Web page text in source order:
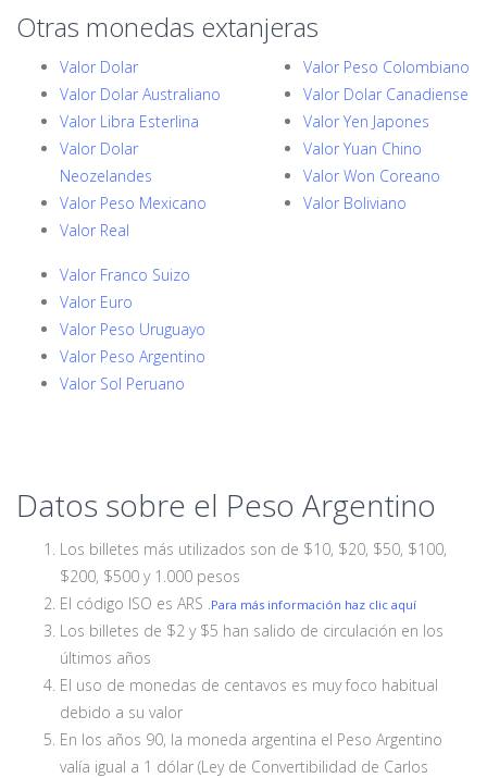
Otras monedas extanjeras
Valor Dolar
Valor Dolar Australiano
Valor Libra Esterlina
Valor Dolar
Neozelandes
Valor Peso Mexicano
Valor Real
Valor Peso Colombiano
Valor Dolar Canadiense
Valor Yen Japones
Valor Yuan Chino
Valor Won Coreano
Valor Boliviano
Valor Franco Suizo
Valor Euro
Valor Peso Uruguayo
Valor Peso Argentino
Valor Sol Peruano
Datos sobre el Peso Argentino
Los billetes más utilizados son de $10, $20, $50, $100,
$200, $500 y 1.000 pesos
El código ISO es ARS .Para más información haz clic aquí
Los billetes de $2 y $5 han salido de circulación en los
últimos años
El uso de monedas de centavos es muy foco habitual
debido a su valor
En los años 90, la moneda argentina el Peso Argentino
valía igual a 1 dólar (Ley de Convertibilidad de Carlos